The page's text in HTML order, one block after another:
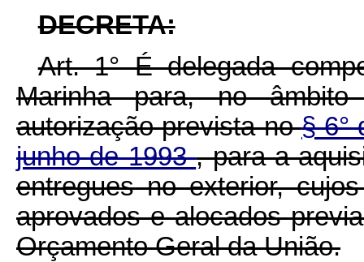
DECRETA:
Art. 1° É delegada
Marinha para, no
autorização prevista no§ 6°
junho de 1993, para a
entregues no exterior,
aprovados e alocados
Orçamento Geral da União.